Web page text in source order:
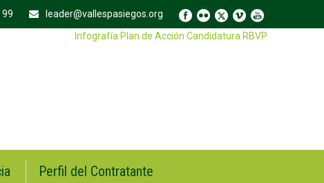
99
leader@vallespasiegos.org
Infografía Plan de Acción Candidatura RBVP
Perfil del Contratante